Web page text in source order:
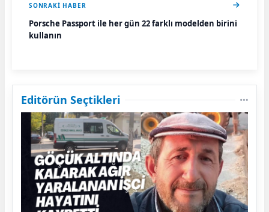
SONRAKI HABER
Porsche Passport ile her gün 22 farklı modelden birini
kullanın
Editörün Seçtikleri